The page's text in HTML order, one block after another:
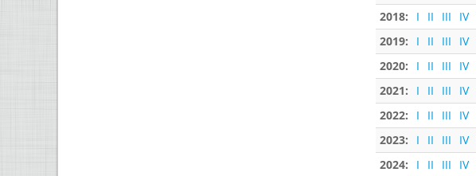
2018:
I II III IV
2019:
I II III IV
2020:
I II III IV
2021:
I II III IV
2022:
I II III IV
2023:
I II III IV
2024:
I II III IV